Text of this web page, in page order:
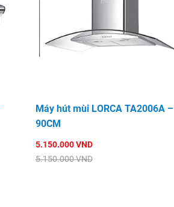
Máy hút mùi LORCA TA2006A –
90CM
5.150.000 VND
5.150.000 VND